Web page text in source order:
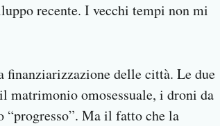
recente. I vecchi tempi non mi
finanziarizzazione delle città. Le due
matrimonio omosessuale, i droni da
“progresso”. Ma il fatto che la